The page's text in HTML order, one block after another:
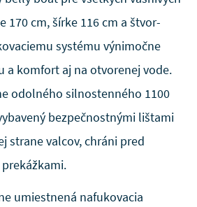
170 cm, šírke 116 cm a štvor­
systému výnimočne
a komfort aj na otvorenej vode.
odolného silnostenného 1100
bezpečnostnými lištami
strane valcov, chráni pred
umiestnená nafukovacia